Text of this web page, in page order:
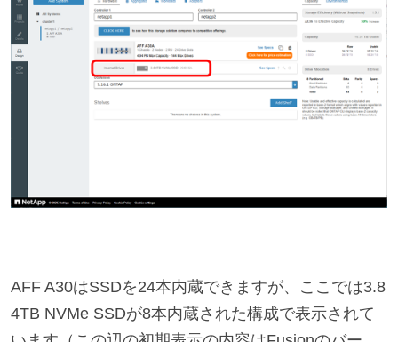
AFF A30はSSDを24本内蔵できますが、ここでは3.8
4TB NVMe SSDが8本内蔵された構成で表示されて